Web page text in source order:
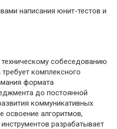
написания юнит-тестов и
собеседованию
комплексного
формата
до постоянной
коммуникативных
освоение алгоритмов,
разрабатывает